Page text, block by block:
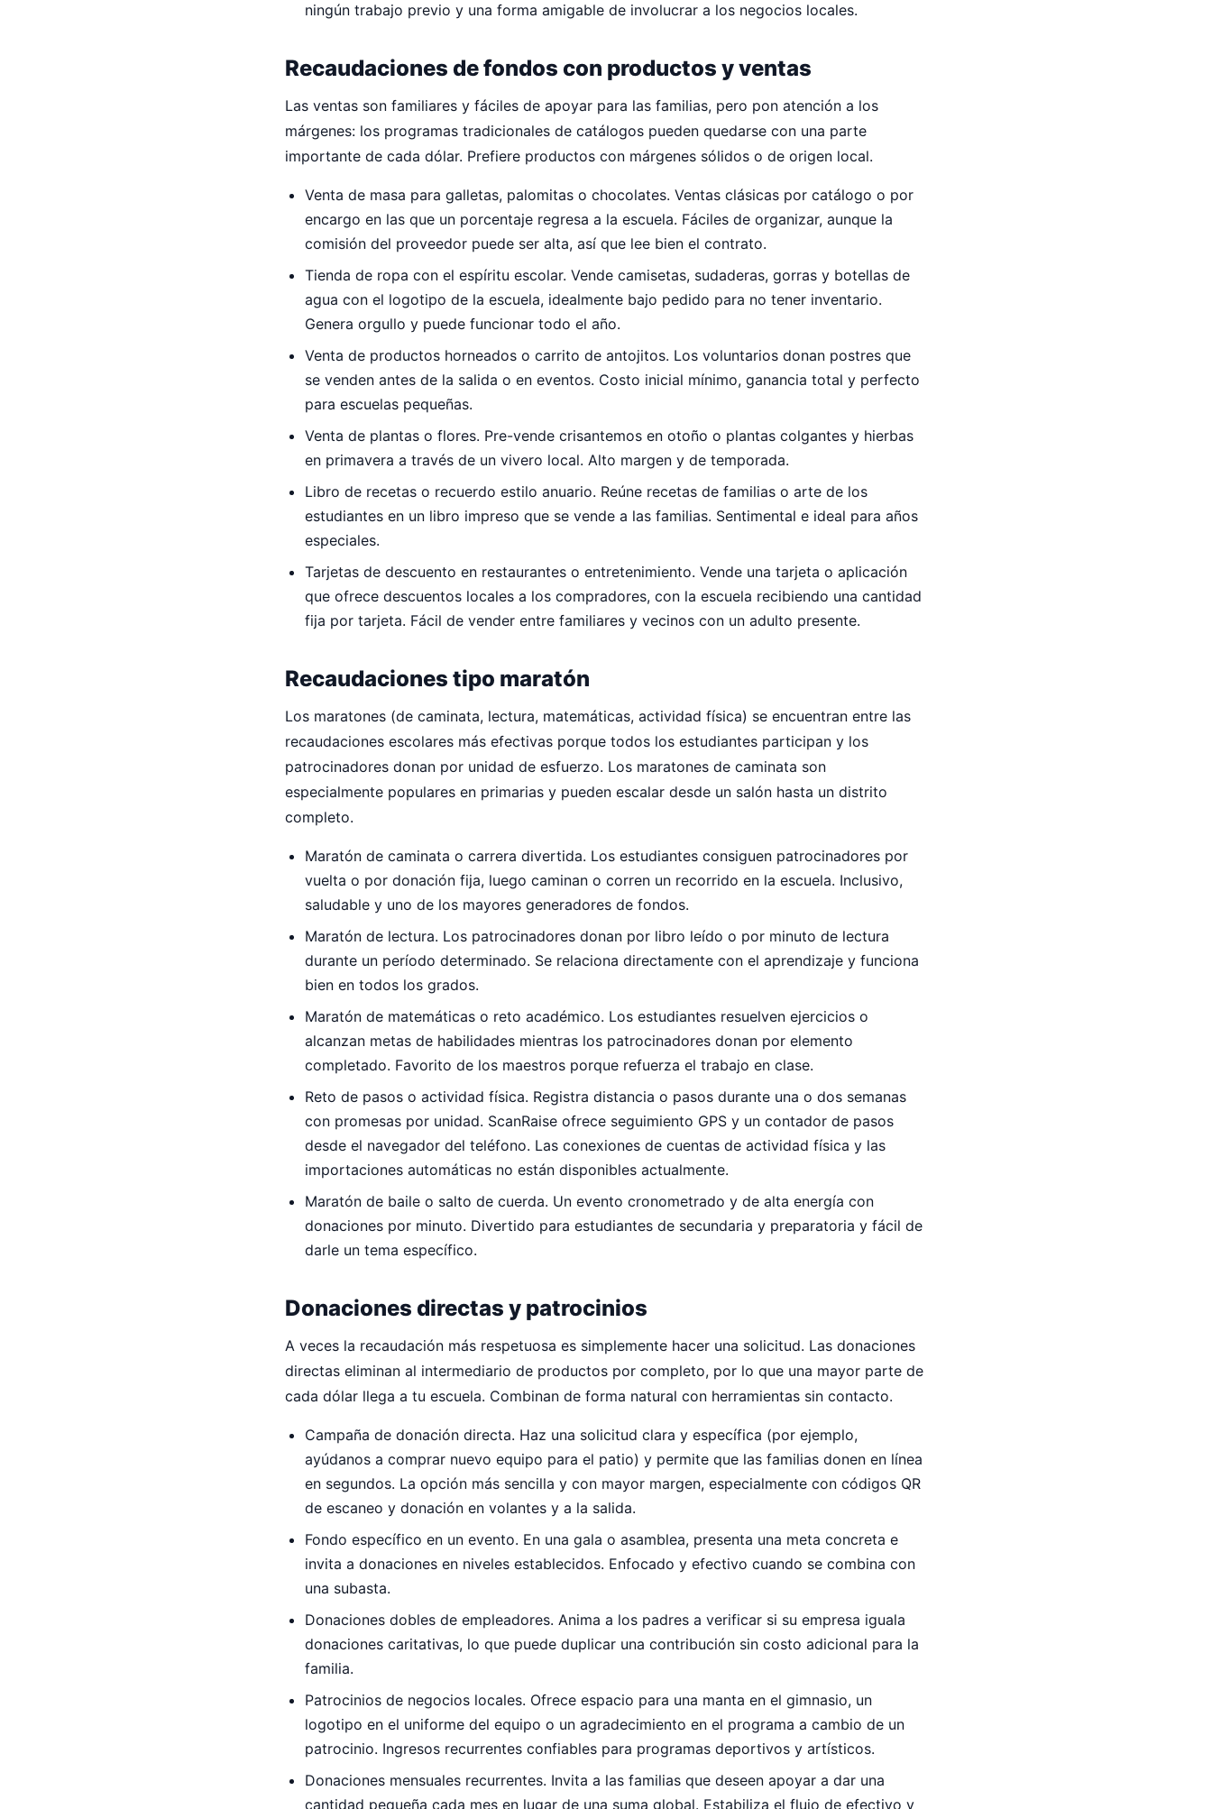
ningún trabajo previo y una forma amigable de involucrar a los negocios locales.
Recaudaciones de fondos con productos y ventas
Las ventas son familiares y fáciles de apoyar para las familias, pero pon atención a los
márgenes: los programas tradicionales de catálogos pueden quedarse con una parte
importante de cada dólar. Prefiere productos con márgenes sólidos o de origen local.
Venta de masa para galletas, palomitas o chocolates. Ventas clásicas por catálogo o por
encargo en las que un porcentaje regresa a la escuela. Fáciles de organizar, aunque la
comisión del proveedor puede ser alta, así que lee bien el contrato.
Tienda de ropa con el espíritu escolar. Vende camisetas, sudaderas, gorras y botellas de
agua con el logotipo de la escuela, idealmente bajo pedido para no tener inventario.
Genera orgullo y puede funcionar todo el año.
Venta de productos horneados o carrito de antojitos. Los voluntarios donan postres que
se venden antes de la salida o en eventos. Costo inicial mínimo, ganancia total y perfecto
para escuelas pequeñas.
Venta de plantas o flores. Pre-vende crisantemos en otoño o plantas colgantes y hierbas
en primavera a través de un vivero local. Alto margen y de temporada.
Libro de recetas o recuerdo estilo anuario. Reúne recetas de familias o arte de los
estudiantes en un libro impreso que se vende a las familias. Sentimental e ideal para años
especiales.
Tarjetas de descuento en restaurantes o entretenimiento. Vende una tarjeta o aplicación
que ofrece descuentos locales a los compradores, con la escuela recibiendo una cantidad
fija por tarjeta. Fácil de vender entre familiares y vecinos con un adulto presente.
Recaudaciones tipo maratón
Los maratones (de caminata, lectura, matemáticas, actividad física) se encuentran entre las
recaudaciones escolares más efectivas porque todos los estudiantes participan y los
patrocinadores donan por unidad de esfuerzo. Los maratones de caminata son
especialmente populares en primarias y pueden escalar desde un salón hasta un distrito
completo.
Maratón de caminata o carrera divertida. Los estudiantes consiguen patrocinadores por
vuelta o por donación fija, luego caminan o corren un recorrido en la escuela. Inclusivo,
saludable y uno de los mayores generadores de fondos.
Maratón de lectura. Los patrocinadores donan por libro leído o por minuto de lectura
durante un período determinado. Se relaciona directamente con el aprendizaje y funciona
bien en todos los grados.
Maratón de matemáticas o reto académico. Los estudiantes resuelven ejercicios o
alcanzan metas de habilidades mientras los patrocinadores donan por elemento
completado. Favorito de los maestros porque refuerza el trabajo en clase.
Reto de pasos o actividad física. Registra distancia o pasos durante una o dos semanas
con promesas por unidad. ScanRaise ofrece seguimiento GPS y un contador de pasos
desde el navegador del teléfono. Las conexiones de cuentas de actividad física y las
importaciones automáticas no están disponibles actualmente.
Maratón de baile o salto de cuerda. Un evento cronometrado y de alta energía con
donaciones por minuto. Divertido para estudiantes de secundaria y preparatoria y fácil de
darle un tema específico.
Donaciones directas y patrocinios
A veces la recaudación más respetuosa es simplemente hacer una solicitud. Las donaciones
directas eliminan al intermediario de productos por completo, por lo que una mayor parte de
cada dólar llega a tu escuela. Combinan de forma natural con herramientas sin contacto.
Campaña de donación directa. Haz una solicitud clara y específica (por ejemplo,
ayúdanos a comprar nuevo equipo para el patio) y permite que las familias donen en línea
en segundos. La opción más sencilla y con mayor margen, especialmente con códigos QR
de escaneo y donación en volantes y a la salida.
Fondo específico en un evento. En una gala o asamblea, presenta una meta concreta e
invita a donaciones en niveles establecidos. Enfocado y efectivo cuando se combina con
una subasta.
Donaciones dobles de empleadores. Anima a los padres a verificar si su empresa iguala
donaciones caritativas, lo que puede duplicar una contribución sin costo adicional para la
familia.
Patrocinios de negocios locales. Ofrece espacio para una manta en el gimnasio, un
logotipo en el uniforme del equipo o un agradecimiento en el programa a cambio de un
patrocinio. Ingresos recurrentes confiables para programas deportivos y artísticos.
Donaciones mensuales recurrentes. Invita a las familias que deseen apoyar a dar una
cantidad pequeña cada mes en lugar de una suma global. Estabiliza el flujo de efectivo y